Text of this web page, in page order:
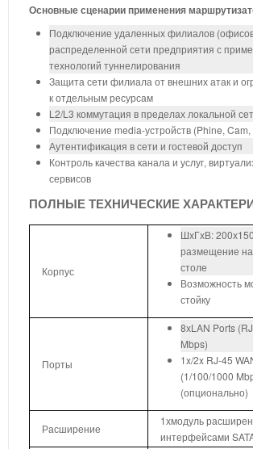
Основные сценарии применения
Подключение удаленных филиалов
распределенной сети предприятия с
технологий туннелирования
Защита сети филиала от внешних атак и
к отдельным ресурсам
L2/L3 коммутация в пределах локальной
Подключение media-устройств (Phine,
Аутентификация в сети и гостевой доступ
Контроль качества канала и услуг,
сервисов
ПОЛНЫЕ ТЕХНИЧЕСКИЕ
Корпус
ШхГхВ:
размещение
столе
Возможность
стойку
Порты
8хLAN Ports
Mbps)
1x/2x RJ-45
(1/100/1000
(опционально)
Расширение
1хмодуль
интерфейсами